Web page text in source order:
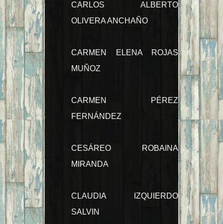
CARLOS ALBERTO
OLIVERA ANCHAÑO
CARMEN ELENA ROJAS
MUÑOZ
CARMEN PÉREZ
FERNÁNDEZ
CESÁREO ROBAINA
MIRANDA
CLAUDIA IZQUIERDO
SALVIN